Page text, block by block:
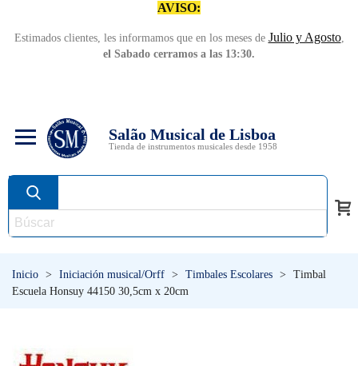
AVISO:
Estimados clientes, les informamos que en los meses de Julio y Agosto,
el Sabado cerramos a las 13:30.
Salão Musical de Lisboa
Tienda de instrumentos musicales desde 1958
Inicio > Iniciación musical/Orff > Timbales Escolares >
Timbal
Escuela Honsuy 44150 30,5cm x 20cm